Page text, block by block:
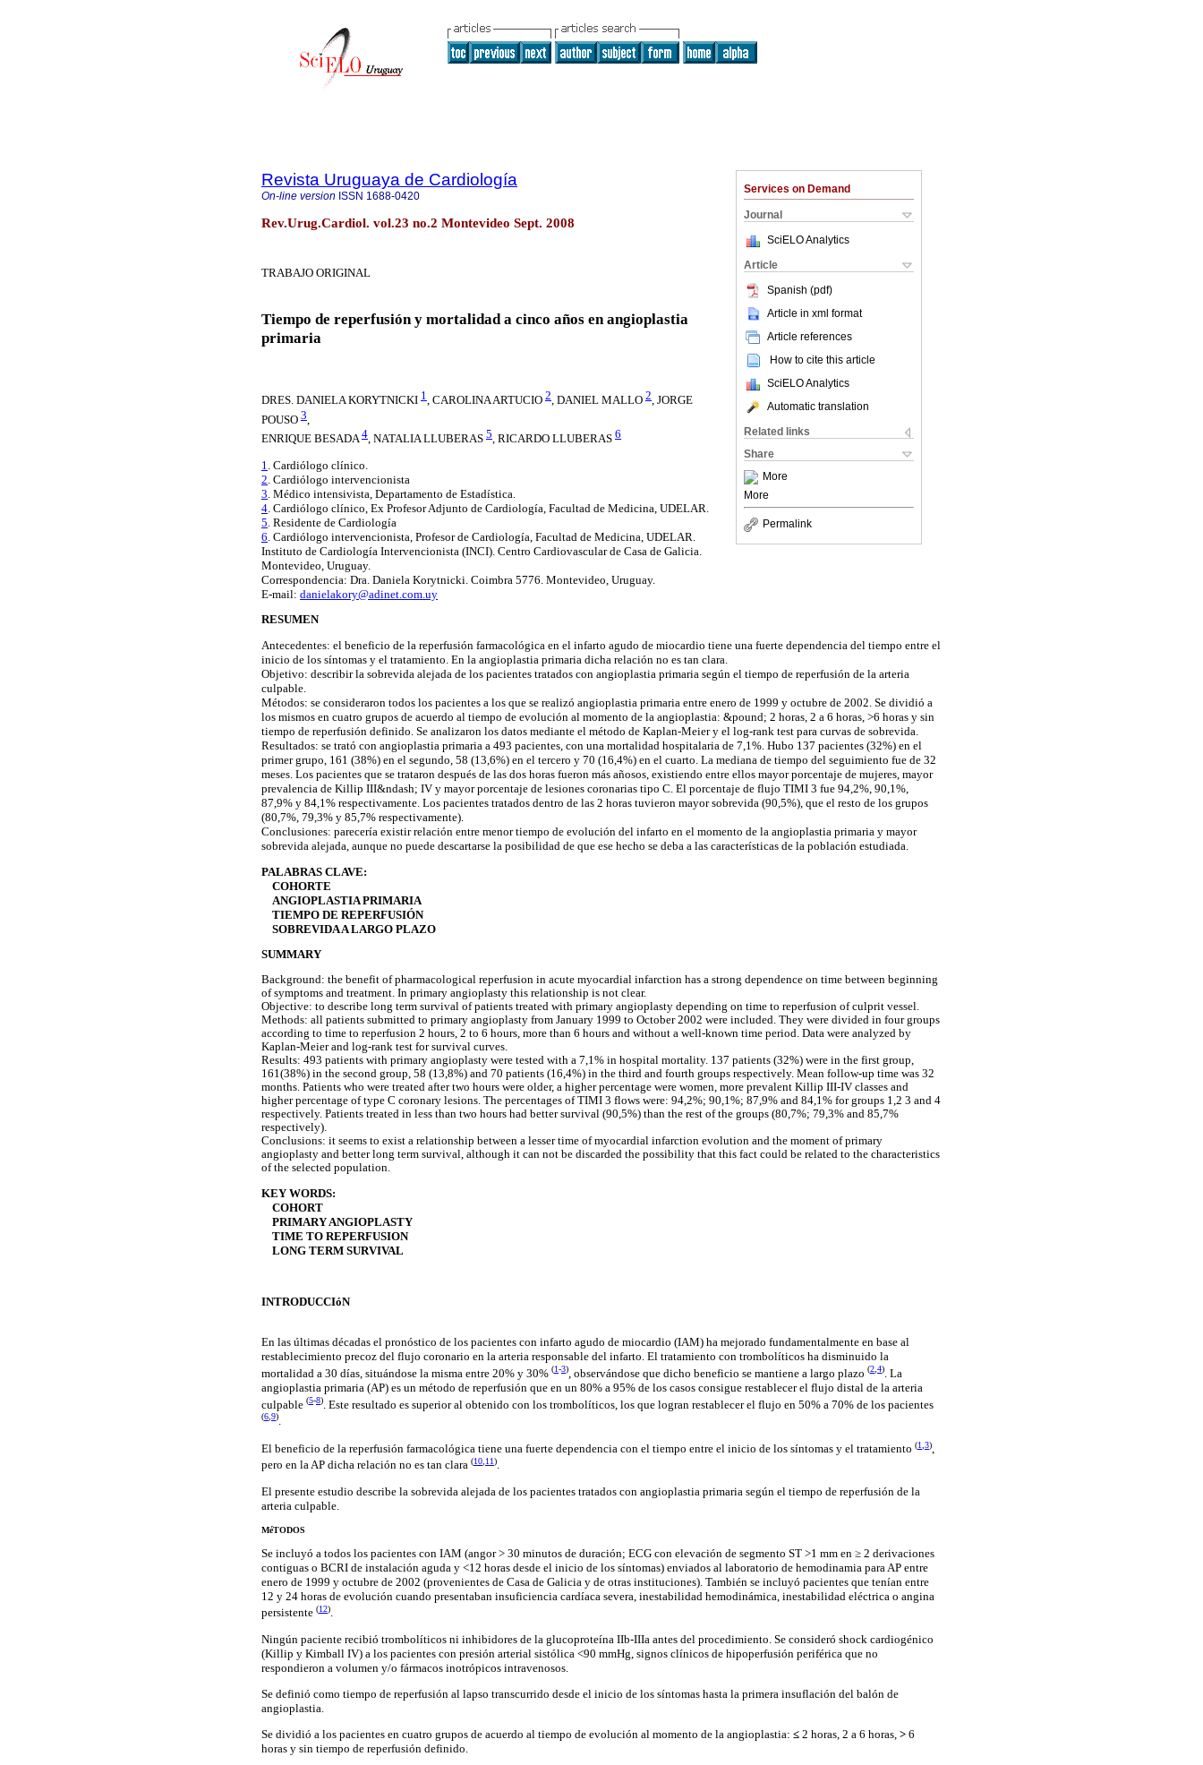
Services on Demand
Journal
SciELO Analytics
Article
Spanish (pdf)
Article in xml format
Article references
How to cite this article
SciELO Analytics
Automatic translation
Related links
Share
More
More
Permalink
Revista Uruguaya de Cardiología
On-line version ISSN 1688-0420
Rev.Urug.Cardiol. vol.23 no.2 Montevideo Sept. 2008
TRABAJO ORIGINAL
Tiempo de reperfusión y mortalidad a cinco años en angioplastia
primaria
DRES. DANIELA KORYTNICKI 1, CAROLINA ARTUCIO 2, DANIEL MALLO 2, JORGE
POUSO 3
ENRIQUE BESADA 4, NATALIA LLUBERAS 5, RICARDO LLUBERAS 6
1 . Cardiólogo clínico.
2 . Cardiólogo intervencionista
3 . Médico intensivista, Departamento de Estadística.
4 . Cardiólogo clínico, Ex Profesor Adjunto de Cardiología, Facultad de Medicina, UDELAR.
5 . Residente de Cardiología
6 . Cardiólogo intervencionista, Profesor de Cardiología, Facultad de Medicina, UDELAR.
Instituto de Cardiología Intervencionista (INCI). Centro Cardiovascular de Casa de Galicia.
Montevideo, Uruguay.
Correspondencia: Dra. Daniela Korytnicki. Coimbra 5776. Montevideo, Uruguay.
E-mail: danielakory@adinet.com.uy
RESUMEN
Antecedentes: el beneficio de la reperfusión farmacológica en el infarto agudo de miocardio tiene una fuerte dependencia del tiempo entre el
inicio de los síntomas y el tratamiento. En la angioplastia primaria dicha relación no es tan clara.
Objetivo: describir la sobrevida alejada de los pacientes tratados con angioplastia primaria según el tiempo de reperfusión de la arteria
culpable.
Métodos: se consideraron todos los pacientes a los que se realizó angioplastia primaria entre enero de 1999 y octubre de 2002. Se dividió a
los mismos en cuatro grupos de acuerdo al tiempo de evolución al momento de la angioplastia: &pound; 2 horas, 2 a 6 horas, >6 horas y sin
tiempo de reperfusión definido. Se analizaron los datos mediante el método de Kaplan-Meier y el log-rank test para curvas de sobrevida.
Resultados: se trató con angioplastia primaria a 493 pacientes, con una mortalidad hospitalaria de 7,1%. Hubo 137 pacientes (32%) en el
primer grupo, 161 (38%) en el segundo, 58 (13,6%) en el tercero y 70 (16,4%) en el cuarto. La mediana de tiempo del seguimiento fue de 32
meses. Los pacientes que se trataron después de las dos horas fueron más añosos, existiendo entre ellos mayor porcentaje de mujeres, mayor
prevalencia de Killip III&ndash; IV y mayor porcentaje de lesiones coronarias tipo C. El porcentaje de flujo TIMI 3 fue 94,2%, 90,1%,
87,9% y 84,1% respectivamente. Los pacientes tratados dentro de las 2 horas tuvieron mayor sobrevida (90,5%), que el resto de los grupos
(80,7%, 79,3% y 85,7% respectivamente).
Conclusiones: parecería existir relación entre menor tiempo de evolución del infarto en el momento de la angioplastia primaria y mayor
sobrevida alejada, aunque no puede descartarse la posibilidad de que ese hecho se deba a las características de la población estudiada.
PALABRAS CLAVE:
COHORTE
ANGIOPLASTIA PRIMARIA
TIEMPO DE REPERFUSIÓN
SOBREVIDA A LARGO PLAZO
SUMMARY
Background: the benefit of pharmacological reperfusion in acute myocardial infarction has a strong dependence on time between beginning
of symptoms and treatment. In primary angioplasty this relationship is not clear.
Objective: to describe long term survival of patients treated with primary angioplasty depending on time to reperfusion of culprit vessel.
Methods: all patients submitted to primary angioplasty from January 1999 to October 2002 were included. They were divided in four groups
according to time to reperfusion 2 hours, 2 to 6 hours, more than 6 hours and without a well-known time period. Data were analyzed by
Kaplan-Meier and log-rank test for survival curves.
Results: 493 patients with primary angioplasty were tested with a 7,1% in hospital mortality. 137 patients (32%) were in the first group,
161(38%) in the second group, 58 (13,8%) and 70 patients (16,4%) in the third and fourth groups respectively. Mean follow-up time was 32
months. Patients who were treated after two hours were older, a higher percentage were women, more prevalent Killip III-IV classes and
higher percentage of type C coronary lesions. The percentages of TIMI 3 flows were: 94,2%; 90,1%; 87,9% and 84,1% for groups 1,2 3 and 4
respectively. Patients treated in less than two hours had better survival (90,5%) than the rest of the groups (80,7%; 79,3% and 85,7%
respectively).
Conclusions: it seems to exist a relationship between a lesser time of myocardial infarction evolution and the moment of primary
angioplasty and better long term survival, although it can not be discarded the possibility that this fact could be related to the characteristics
of the selected population.
KEY WORDS:
COHORT
PRIMARY ANGIOPLASTY
TIME TO REPERFUSION
LONG TERM SURVIVAL
INTRODUCCIóN
En las últimas décadas el pronóstico de los pacientes con infarto agudo de miocardio (IAM) ha mejorado fundamentalmente en base al
restablecimiento precoz del flujo coronario en la arteria responsable del infarto. El tratamiento con trombolíticos ha disminuido la
mortalidad a 30 días, situándose la misma entre 20% y 30% (1-3) , observándose que dicho beneficio se mantiene a largo plazo (2 4) . La
angioplastia primaria (AP) es un método de reperfusión que en un 80% a 95% de los casos consigue restablecer el flujo distal de la arteria
culpable (5-8) . Este resultado es superior al obtenido con los trombolíticos, los que logran restablecer el flujo en 50% a 70% de los pacientes
(6 9)
El beneficio de la reperfusión farmacológica tiene una fuerte dependencia con el tiempo entre el inicio de los síntomas y el tratamiento (1 3),
pero en la AP dicha relación no es tan clara (10,11).
El presente estudio describe la sobrevida alejada de los pacientes tratados con angioplastia primaria según el tiempo de reperfusión de la
arteria culpable.
MéTODOS
Se incluyó a todos los pacientes con IAM (angor > 30 minutos de duración; ECG con elevación de segmento ST >1 mm en ≥ 2 derivaciones
contiguas o BCRI de instalación aguda y <12 horas desde el inicio de los síntomas) enviados al laboratorio de hemodinamia para AP entre
enero de 1999 y octubre de 2002 (provenientes de Casa de Galicia y de otras instituciones). También se incluyó pacientes que tenían entre
12 y 24 horas de evolución cuando presentaban insuficiencia cardíaca severa, inestabilidad hemodinámica, inestabilidad eléctrica o angina
persistente (12).
Ningún paciente recibió trombolíticos ni inhibidores de la glucoproteína IIb-IIIa antes del procedimiento. Se consideró shock cardiogénico
(Killip y Kimball IV) a los pacientes con presión arterial sistólica <90 mmHg, signos clínicos de hipoperfusión periférica que no
respondieron a volumen y/o fármacos inotrópicos intravenosos.
Se definió como tiempo de reperfusión al lapso transcurrido desde el inicio de los síntomas hasta la primera insuflación del balón de
angioplastia.
Se dividió a los pacientes en cuatro grupos de acuerdo al tiempo de evolución al momento de la angioplastia: ≤ 2 horas, 2 a 6 horas, > 6
horas y sin tiempo de reperfusión definido.